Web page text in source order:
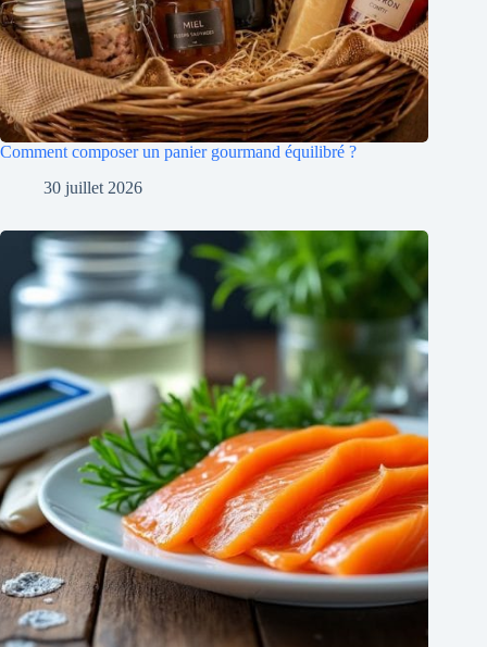
Comment composer un panier gourmand équilibré ?
30 juillet 2026